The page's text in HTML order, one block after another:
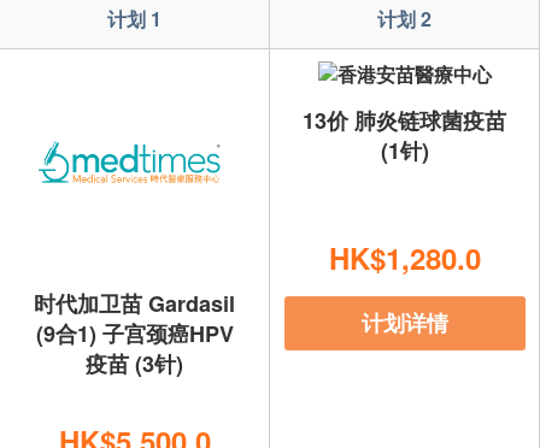
计划 1 计划 2
时代加卫苗 Gardasil
(9合1) 子宫颈癌HPV
疫苗 (3针)
13价 肺炎链球菌疫苗
(1针)
HK$1,280.0
计划详情